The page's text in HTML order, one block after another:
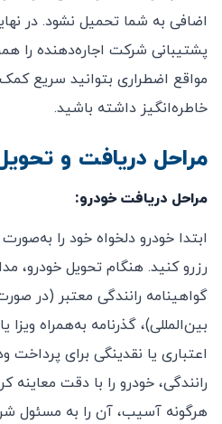
اضافی به شما تحمیل نشود. در
پشتیبانی شرکت اجاره‌دهنده را
مواقع اضطراری بتوانید سریع
خاطره‌انگیز داشته باشید.
مراحل دریافت و
مراحل دریافت خودرو:
ابتدا خودرو دلخواه خود را
رزرو کنید. هنگام تحویل خودرو،
گواهینامه رانندگی معتبر (در
بین‌المللی)، گذرنامه به‌همراه
اعتباری یا نقدینگی برای
رانندگی، خودرو را با دقت
هرگونه آسیب، آن را به مسئول